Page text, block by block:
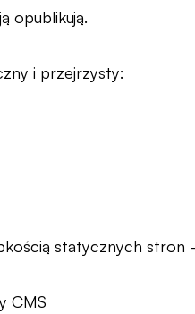
opublikują.
i przejrzysty:
statycznych